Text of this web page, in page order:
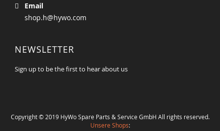
Email
shop.h@hywo.com
NEWSLETTER
Sign up to be the first to hear about us
Copyright © 2019 HyWo Spare Parts & Service GmbH All rights reserved.
Unsere Shops: